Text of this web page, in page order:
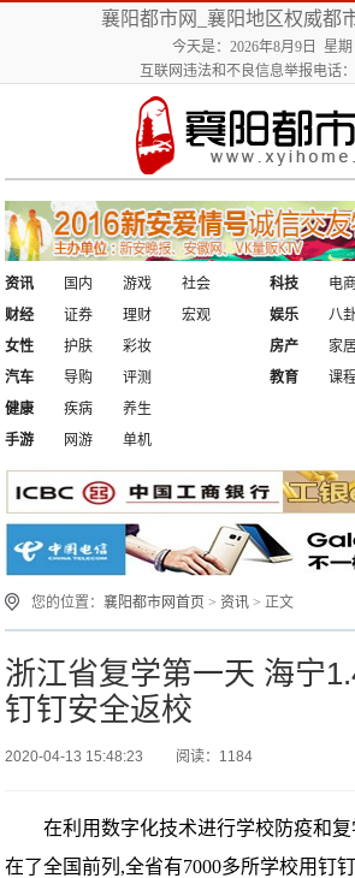
襄阳都市网_襄阳地区权威都
今天是：2026年8月9日 星期
互联网违法和不良信息举报电话
资讯 国内 游戏
社会
财经
证券 理财 宏观
科技 电商
娱乐
八
女性
护肤
彩妆
汽车
导购 评测
房产 家
教育
课
健康
疾病
养生
手游
网游 单机
您的位置：襄阳都市网首页 >资讯 > 正文
浙江省复学第一天 海宁
钉钉安全返校
2020-04-13 15:48:23 阅读：1184
在利用数字化技术进行学校防疫和
在了全国前列,全省有7000多所学校用钉